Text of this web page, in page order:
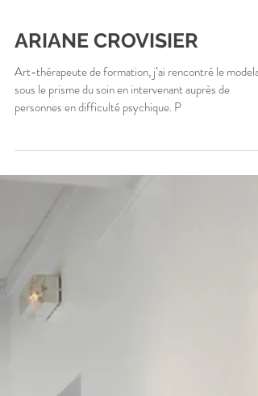
ARIANE CROVISIER
Art-thérapeute de formation, j’ai rencontré le
personnes en difficulté psychique. P